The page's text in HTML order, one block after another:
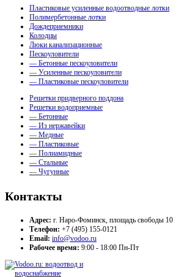
Пластиковые усиленные водоотводные лотки
Полимербетонные лотки
Дождеприемники
Колодцы
Люки канализационные
Пескоуловители
— Бетонные пескоуловители
— Усиленные пескоуловители
— Пластиковые пескоуловители
Решетки придверного поддона
Решетки водоприемные
— Бетонные
— Из нержавейки
— Медные
— Пластиковые
— Полиамидные
— Стальные
— Чугунные
Контакты
Адрес: г. Наро-Фоминск, площадь свободы 10
Телефон: +7 (495) 155-0121
Email: info@vodoo.ru
Рабочее время: 9:00 - 18:00 Пн-Пт